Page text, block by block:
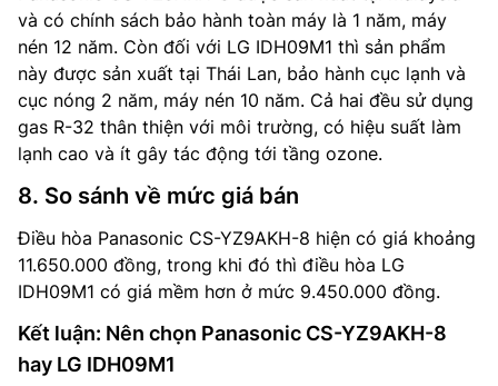
và có chính sách bảo hành toàn máy là 1 năm, máy
nén 12 năm. Còn đối với LG IDH09M1 thì sản phẩm
này được sản xuất tại Thái Lan, bảo hành cục lạnh và
cục nóng 2 năm, máy nén 10 năm. Cả hai đều sử dụng
gas R-32 thân thiện với môi trường, có hiệu suất làm
lạnh cao và ít gây tác động tới tầng ozone.
8. So sánh về mức giá bán
Điều hòa Panasonic CS-YZ9AKH-8 hiện có giá khoảng
11.650.000 đồng, trong khi đó thì điều hòa LG
IDH09M1 có giá mềm hơn ở mức 9.450.000 đồng.
Kết luận: Nên chọn Panasonic CS-YZ9AKH-8
hay LG IDH09M1